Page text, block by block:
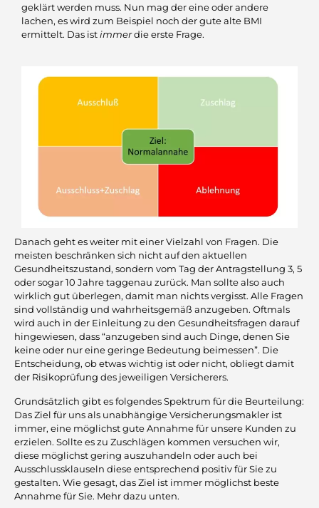
geklärt werden muss. Nun mag der eine oder andere
lachen, es wird zum Beispiel noch der gute alte BMI
ermittelt. Das ist immerdie erste Frage.
Danach geht es weiter mit einer Vielzahl von Fragen. Die
meisten beschränken sich nicht auf den aktuellen
Gesundheitszustand, sondern vom Tag der Antragstellung 3, 5
oder sogar 10 Jahre taggenau zurück. Man sollte also auch
wirklich gut überlegen, damit man nichts vergisst. Alle Fragen
sind vollständig und wahrheitsgemäß anzugeben. Oftmals
wird auch in der Einleitung zu den Gesundheitsfragen darauf
hingewiesen, dass “anzugeben sind auch Dinge, denen Sie
keine oder nur eine geringe Bedeutung beimessen”. Die
Entscheidung, ob etwas wichtig ist oder nicht, obliegt damit
der Risikoprüfung des jeweiligen Versicherers.
Grundsätzlich gibt es folgendes Spektrum für die Beurteilung:
Das Ziel für uns als unabhängige Versicherungsmakler ist
immer, eine möglichst gute Annahme für unsere Kunden zu
erzielen. Sollte es zu Zuschlägen kommen versuchen wir,
diese möglichst gering auszuhandeln oder auch bei
Ausschlussklauseln diese entsprechend positiv für Sie zu
gestalten. Wie gesagt, das Ziel ist immer möglichst beste
Annahme für Sie. Mehr dazu unten.